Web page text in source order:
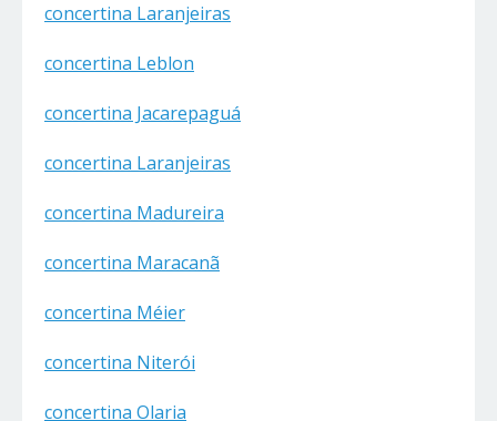
concertina Laranjeiras
concertina Leblon
concertina Jacarepaguá
concertina Laranjeiras
concertina Madureira
concertina Maracanã
concertina Méier
concertina Niterói
concertina Olaria